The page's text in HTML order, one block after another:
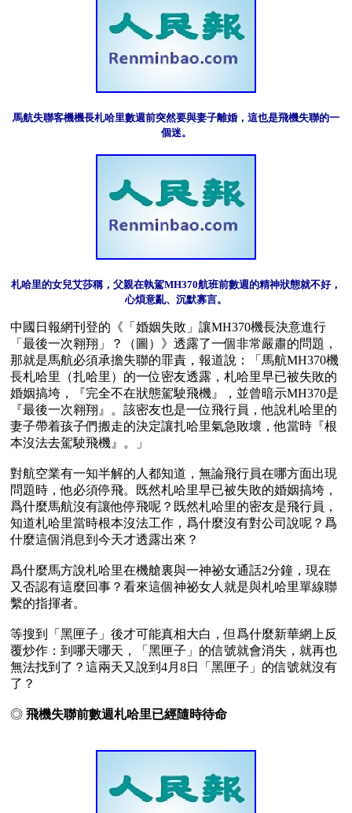
馬航失聯客機機長札哈里數週前突然要與妻子離婚，這也是飛機失聯的一
個迷。
札哈里的女兒艾莎稱，父親在執駕MH370航班前數週的精神狀態就不好，
心煩意亂、沉默寡言。
中國日報網刊登的《「婚姻失敗」讓MH370機長決意進行
「最後一次翱翔」？（圖）》透露了一個非常嚴肅的問題，
那就是馬航必須承擔失聯的罪責，報道說：「馬航MH370機
長札哈里（扎哈里）的一位密友透露，札哈里早已被失敗的
婚姻搞垮，『完全不在狀態駕駛飛機』，並曾暗示MH370是
『最後一次翱翔』。該密友也是一位飛行員，他說札哈里的
妻子帶着孩子們搬走的決定讓扎哈里氣急敗壞，他當時『根
本沒法去駕駛飛機』。」
對航空業有一知半解的人都知道，無論飛行員在哪方面出現
問題時，他必須停飛。既然札哈里早已被失敗的婚姻搞垮，
爲什麼馬航沒有讓他停飛呢？既然札哈里的密友是飛行員，
知道札哈里當時根本沒法工作，爲什麼沒有對公司說呢？爲
什麼這個消息到今天才透露出來？
爲什麼馬方說札哈里在機艙裏與一神祕女通話2分鐘，現在
又否認有這麼回事？看來這個神祕女人就是與札哈里單線聯
繫的指揮者。
等搜到「黑匣子」後才可能真相大白，但爲什麼新華網上反
覆炒作：到哪天哪天，「黑匣子」的信號就會消失，就再也
無法找到了？這兩天又說到4月8日「黑匣子」的信號就沒有
◎ 飛機失聯前數週札哈里已經隨時待命